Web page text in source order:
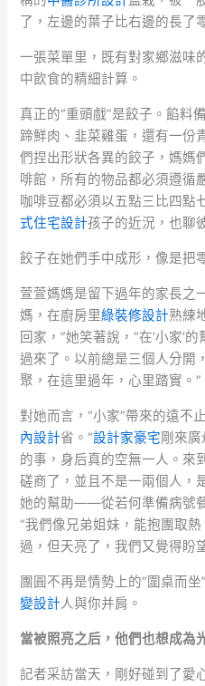
了，左邊的葉子比右邊的長了
一張菜單里，既有對家鄉滋味
中飲食的精細計算。
真正的“重頭戲”是餃子。餡料
蹄鮮肉、韭菜雞蛋，還有一份
們捏出形狀各異的餃子，媽媽
啡館，所有的物品都必須遵循
咖啡豆都必須以五點三比四點
式住宅設計孩子的近況，也聊
餃子在她們手中成形，像是把
萱萱媽媽是留下過年的家長之
媽，在廚房里綠裝修設計熟練
回家，”她笑著說，“在‘小家’
過來了。以前總是三個人分開
聚，在這里過年，心里踏實。”
對她而言，“小家”帶來的遠不
內設計省。“設計家豪宅剛來
的事，身后真的空無一人。來
磋商了，並且不是一兩個人，
她的幫助——從若何準備病號
“我們像兄弟姐妹，能抱團取
過，但天亮了，我們又覺得盼
團圓不再是情勢上的“圍桌而
變設計 人與你并肩。
當被照亮之后，他們也想成為
記者采訪當天，剛好碰到了愛